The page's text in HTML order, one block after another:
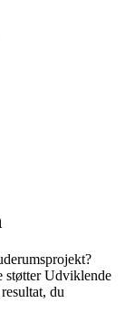
støtter Udviklende
du